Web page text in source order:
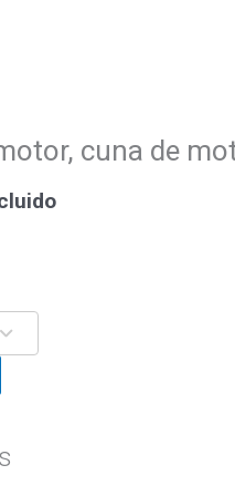
cuna de